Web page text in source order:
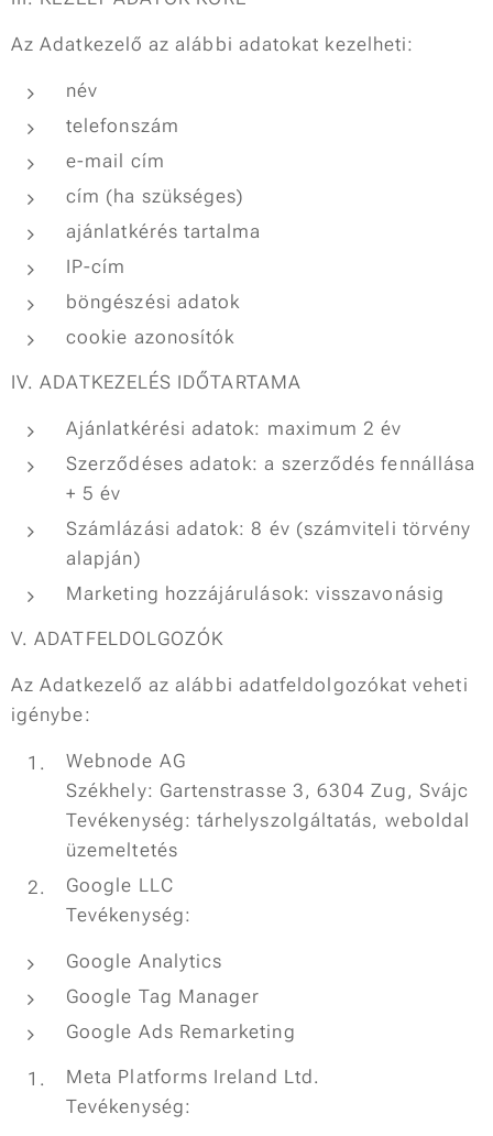
Az Adatkezelő az alábbi adatokat kezelheti:
név
telefonszám
e-mail cím
cím (ha szükséges)
ajánlatkérés tartalma
IP-cím
böngészési adatok
cookie azonosítók
IV. ADATKEZELÉS IDŐTARTAMA
Ajánlatkérési adatok: maximum 2 év
Szerződéses adatok: a szerződés fennállása
+ 5 év
Számlázási adatok: 8 év (számviteli törvény
alapján)
Marketing hozzájárulások: visszavonásig
V. ADATFELDOLGOZÓK
Az Adatkezelő az alábbi adatfeldolgozókat veheti
igénybe:
Webnode AG
Székhely: Gartenstrasse 3, 6304 Zug, Svájc
Tevékenység: tárhelyszolgáltatás, weboldal
üzemeltetés
Google LLC
Tevékenység:
Google Analytics
Google Tag Manager
Google Ads Remarketing
Meta Platforms Ireland Ltd.
Tevékenység: